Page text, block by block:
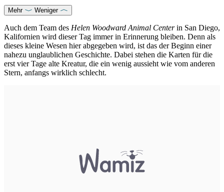
Mehr Weniger
Auch dem Team des Helen Woodward Animal Centerin San Diego,
Kalifornien wird dieser Tag immer in Erinnerung bleiben. Denn als
dieses kleine Wesen hier abgegeben wird, ist das der Beginn einer
nahezu unglaublichen Geschichte. Dabei stehen die Karten für die
erst vier Tage alte Kreatur, die ein wenig aussieht wie vom anderen
Stern, anfangs wirklich schlecht.